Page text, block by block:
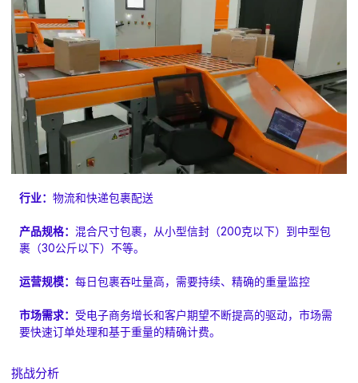
行业：物流和快递包裹配送
产品规格： 混合尺寸包裹，从小型信封（200克以下）到中型包
裹（30公斤以下）不等。
运营规模：每日包裹吞吐量高，需要持续、精确的重量监控
市场需求： 受电子商务增长和客户期望不断提高的驱动，市场需
要快速订单处理和基于重量的精确计费。
挑战分析